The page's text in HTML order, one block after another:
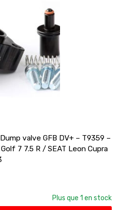
valve GFB DV+ – T9359 –
7 7.5 R / SEAT Leon Cupra
Plus que 1 en stock